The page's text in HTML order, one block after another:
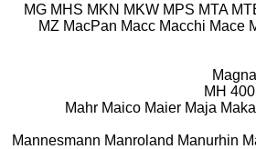
MG MHS MKN MKW MPS MTA
MZ MacPan Macc Macchi Mace
Magna
MH
Mahr Maico Maier Maja Maka
Mannesmann Manroland Manurhin